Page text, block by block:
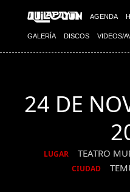
AGENDA
GALERÍA DISCOS VIDEOS/
24 DE
LUGAR TEATRO
CIUDAD